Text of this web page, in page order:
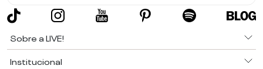
Sobre a LIVE!
Institucional